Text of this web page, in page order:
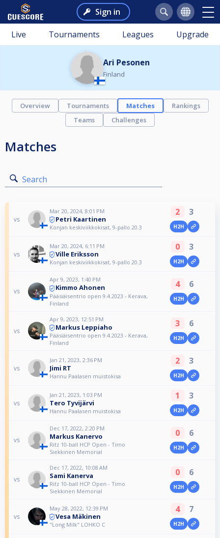
Sign in
Live Tournaments Leagues Upgrade
Ari Pesonen
Finland
Overview Tournaments Matches
Rankings
Teams
Challenges
Matches
Search
vs
Mar 20, 2024, 8:01 PM
Petri Kaartinen
Konjan keskiviikkokisat, 9-pallo 20.3
2 3
H2H
vs
Mar 20, 2024, 6:11 PM
Ville Eriksson
Konjan keskiviikkokisat, 9-pallo 20.3
0 3
H2H
vs
Apr 9, 2023, 1:40 PM
Kimmo Ahonen
Pääsiäisentrio open 9.4.2023 - Kerava,
Finland
4 6
H2H
vs
Apr 9, 2023, 12:51 PM
Markus Leppiaho
Pääsiäisentrio open 9.4.2023 - Kerava,
Finland
3 6
H2H
vs
Jan 21, 2023, 2:36 PM
Jimi RT
Hannu Paalasen muistokisa
2 3
H2H
vs
Jan 21, 2023, 1:03 PM
Tero Tyvijärvi
Hannu Paalasen muistokisa
1 3
H2H
vs
Dec 17, 2022, 2:20 PM
Markus Kanervo
Ritz 10-ball HCP Open - Timo
Siekkinen Memorial
0 6
H2H
vs
Dec 17, 2022, 10:08 AM
Sami Kanerva
Ritz 10-ball HCP Open - Timo
Siekkinen Memorial
0 6
H2H
vs
May 28, 2022, 12:39 PM
Vesa Mäkinen
"Long Milk" LOHKO C
4 7
H2H